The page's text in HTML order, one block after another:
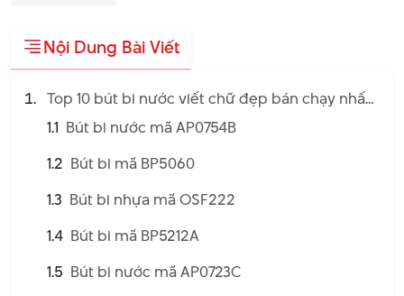
Nội Dung Bài Viết
Top 10 bút bi nước viết chữ đẹp bán chạy nhất
hiện nay
1.1 Bút bi nước mã AP0754B
1.2 Bút bi mã BP5060
1.3 Bút bi nhựa mã OSF222
1.4 Bút bi mã BP5212A
1.5 Bút bi nước mã AP0723C